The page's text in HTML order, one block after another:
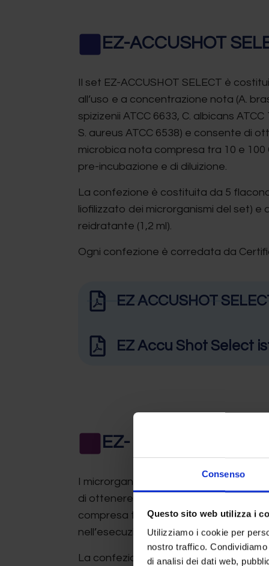
Consenso
Questo sito web utilizza i
Utilizziamo i cookie per
nostro traffico.
di analisi dei dati web,
EZ-ACCUSHOT
Il set EZ-ACCUSHOT SELECT è
all’uso e a concentrazione nota (A.
spizizenii ATCC 6633, C. albicans
S. aureus ATCC 6538) e consente di
microbica nota compresa tra 10 e 100
pre-incubazione e di diluizione.
La confezione è costituita da 5
liofilizzato dei microrganismi del set) e
reidratante (1,2 ml).
Ogni confezione è corredata da
EZ ACCUSHOT
EZ Accu Shot Select
EZ- CFU ONE STEP
I microrganismi EZ-CFU ONE STEP,
di ottenere sospensioni batteriche e
compresa tra 10 e 100 CFU/0,1 ml,
nell’esecuzione dei Growth Promotion
La confezione è costituita da 2